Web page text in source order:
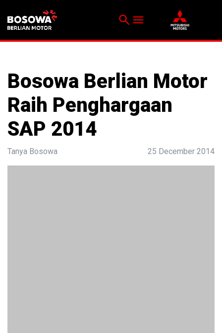
search menu
Bosowa Berlian Motor
Raih Penghargaan
SAP 2014
Tanya Bosowa 25 December 2014